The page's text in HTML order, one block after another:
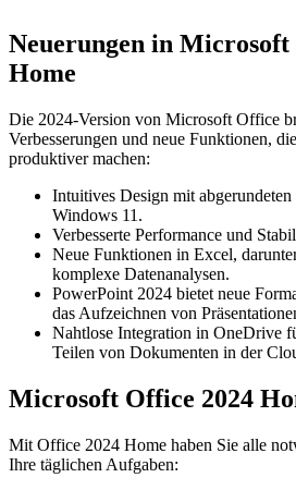
Neuerungen in Microsoft
Home
Die 2024-Version von Microsoft Office
Verbesserungen und neue Funktionen,
produktiver machen:
Intuitives Design mit abgerundeten
Windows 11.
Verbesserte Performance und
Neue Funktionen in Excel,
komplexe Datenanalysen.
PowerPoint 2024 bietet neue
das Aufzeichnen von
Nahtlose Integration in OneDrive
Teilen von Dokumenten in der
Microsoft Office 2024
Mit Office 2024 Home haben Sie alle
Ihre täglichen Aufgaben: